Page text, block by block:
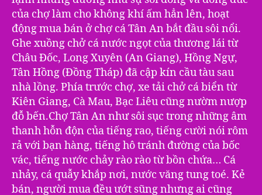
của chợ làm cho không khí ấm hẳn lên, hoạt
động mua bán ở chợ cá Tân An bắt đầu sôi nổi.
Ghe xuồng chở cá nước ngọt của thương lái từ
Châu Đốc, Long Xuyên (An Giang), Hồng Ngự,
Tân Hồng (Đồng Tháp) đã cập kín cầu tàu sau
nhà lồng. Phía trước chợ, xe tải chở cá biển từ
Kiên Giang, Cà Mau, Bạc Liêu cũng nườm nượp
đỗ bến.Chợ Tân An như sôi sục trong những âm
thanh hỗn độn của tiếng rao, tiếng cười nói rôm
rả với bạn hàng, tiếng hô tránh đường của bốc
vác, tiếng nước chảy rào rào từ bồn chứa… Cá
nhảy, cá quẫy khắp nơi, nước văng tung toé. Kẻ
bán, người mua đều ướt sũng nhưng ai cũng